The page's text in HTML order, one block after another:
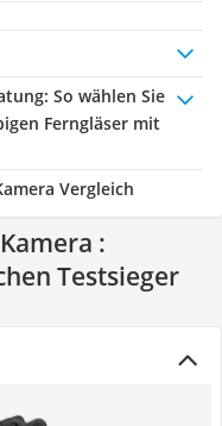
: So wählen Sie
Ferngläser mit
Vergleich
:
Testsieger